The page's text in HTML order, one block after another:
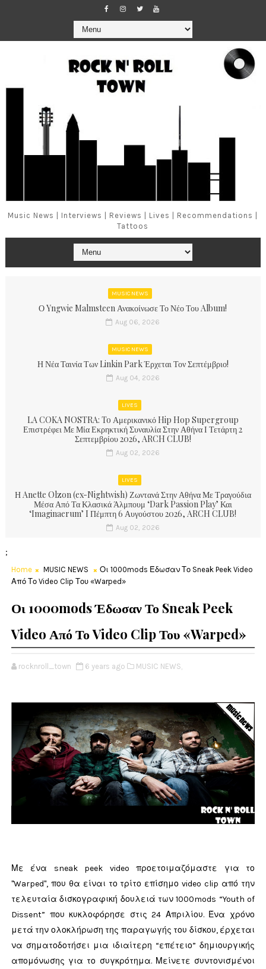
Music News | Interviews | Reviews | Lives | Recommendations |
Tattoos
MUSIC NEWS
Ο Yngwie Malmsteen Ανακοίνωσε Το Νέο Του Album!
Aug 06, 2026
MUSIC NEWS
Η Νέα Ταινία Των Linkin Park Έρχεται Τον Σεπτέμβριο!
Aug 04, 2026
LIVES
LA COKA NOSTRA: To Αμερικανικό Hip Hop Supergroup
Επιστρέφει Με Μία Εκρηκτική Συναυλία Στην Αθήνα Ι Τετάρτη 2
Σεπτεμβρίου 2026, ARCH CLUB!
Aug 02, 2026
LIVES
Η Anette Olzon (ex-Nightwish) Ζωντανά Στην Αθήνα Με Τραγούδια
Μέσα Από Τα Κλασικά Άλμπουμ ‘Dark Passion Play’ Και
‘Imaginaerum’ I Πέμπτη 6 Αυγούστου 2026, ARCH CLUB!
Aug 02, 2026
;
Home MUSIC NEWS
Οι 1000mods Έδωσαν Το Sneak Peek Video
Από Το Video Clip Του «Warped»
Οι 1000mods Έδωσαν Το Sneak Peek
Video Από Το Video Clip Του «Warped»
rocknroll_town 6 years ago MUSIC NEWS,
Με ένα sneak peek video προετοιμαζόμαστε για το
"Warped", που θα είναι το τρίτο επίσημο video clip από την
τελευταία δισκογραφική δουλειά των 1000mods “Youth of
Dissent” που κυκλοφόρησε στις 24 Απριλίου. Ένα χρόνο
μετά την ολοκλήρωση της παραγωγής του δίσκου, έρχεται
να σηματοδοτήσει μια ιδιαίτερη “επέτειο” δημιουργικής
απομόνωσης για το συγκρότημα. Μείνετε συντονισμένοι